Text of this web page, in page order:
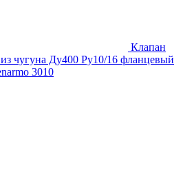
Клапан
чугуна Ду400 Ру10/16 фланцевый
3010